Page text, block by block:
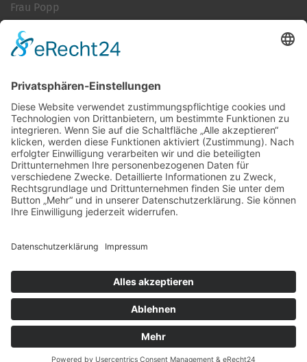
Frau Popp
Cookie-Einstellungen
Kontakt
Login
Impressum